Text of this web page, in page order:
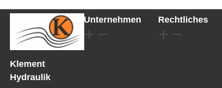
Klement
Hydraulik
Unternehmen Rechtliches